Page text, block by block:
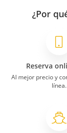
¿Por
Reserva
Al mejor precio y
línea.